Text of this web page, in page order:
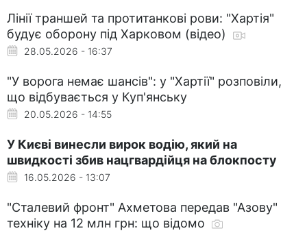
Лінії траншей та протитанкові рови: "Хартія"
будує оборону під Харковом (відео)
28.05.2026 - 16:37
"У ворога немає шансів": у "Хартії" розповіли,
що відбувається у Куп'янську
20.05.2026 - 14:55
У Києві винесли вирок водію, який на
швидкості збив нацгвардійця на блокпосту
16.05.2026 - 13:07
"Сталевий фронт" Ахметова передав "Азову"
техніку на 12 млн грн: що відомо